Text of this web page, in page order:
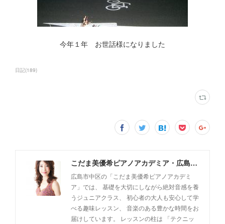
今年１年 お世話様になりました
日記(189)
こだま美優希ピアノアカデミア・広島市中区
広島市中区の「こだま美優希ピアノアカデミ
ア」では、 基礎を大切にしながら絶対音感を養
うジュニアクラス、 初心者の大人も安心して学
べる趣味レッスン、 音楽のある豊かな時間をお
届けしています。 レッスンの柱は 「テクニッ